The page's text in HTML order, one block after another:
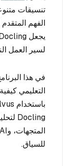
تنسيقات
لسير العمل
في هذا
للسياق.